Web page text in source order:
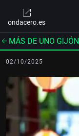
ondacero.es
MÁS DE UNO GIJÓN
02/10/2025